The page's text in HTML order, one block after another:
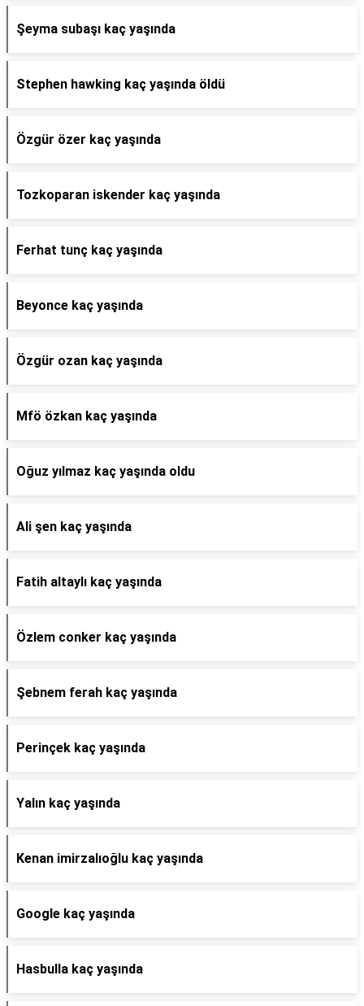
Şeyma subaşı kaç yaşında
Stephen hawking kaç yaşında öldü
Özgür özer kaç yaşında
Tozkoparan iskender kaç yaşında
Ferhat tunç kaç yaşında
Beyonce kaç yaşında
Özgür ozan kaç yaşında
Mfö özkan kaç yaşında
Oğuz yılmaz kaç yaşında oldu
Ali şen kaç yaşında
Fatih altaylı kaç yaşında
Özlem conker kaç yaşında
Şebnem ferah kaç yaşında
Perinçek kaç yaşında
Yalın kaç yaşında
Kenan imirzalıoğlu kaç yaşında
Google kaç yaşında
Hasbulla kaç yaşında